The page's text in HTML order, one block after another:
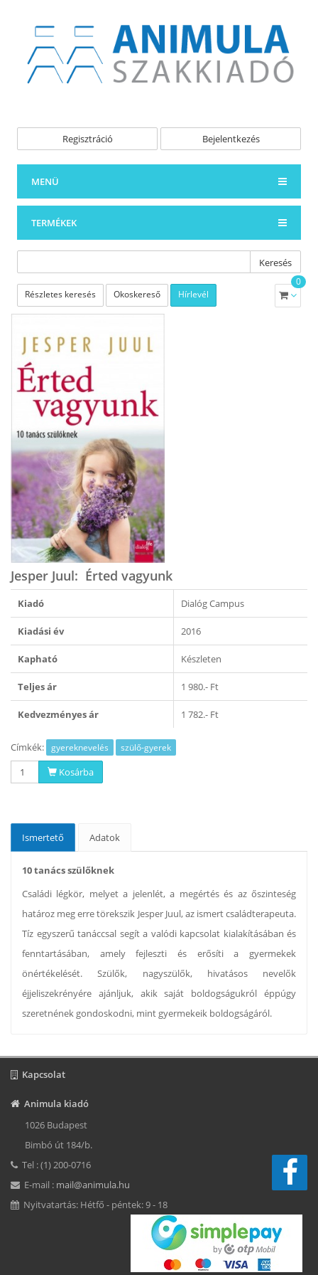
Regisztráció Bejelentkezés
MENÜ
TERMÉKEK
Keresés
Részletes keresés Okoskereső Hírlevél
0
Jesper Juul: Érted vagyunk
Kiadó Dialóg Campus
Kiadási év 2016
Kapható Készleten
Teljes ár 1 980.- Ft
Kedvezményes ár 1 782.- Ft
Címkék: gyereknevelés szülő-gyerek
Kosárba
Ismertető Adatok
10 tanács szülőknek
Családi légkör, melyet a jelenlét, a megértés és az őszinteség
határoz meg erre törekszik Jesper Juul, az ismert családterapeuta.
Tíz egyszerű tanáccsal segít a valódi kapcsolat kialakításában és
fenntartásában, amely fejleszti és erősíti a gyermekek
önértékelését. Szülők, nagyszülők, hivatásos nevelők
éjjeliszekrényére ajánljuk, akik saját boldogságukról éppúgy
szeretnének gondoskodni, mint gyermekeik boldogságáról.
Kapcsolat
Animula kiadó
1026 Budapest
Bimbó út 184/b.
Tel : (1) 200-0716
E-mail : mail@animula.hu
Nyitvatartás: Hétfő - péntek: 9 - 18